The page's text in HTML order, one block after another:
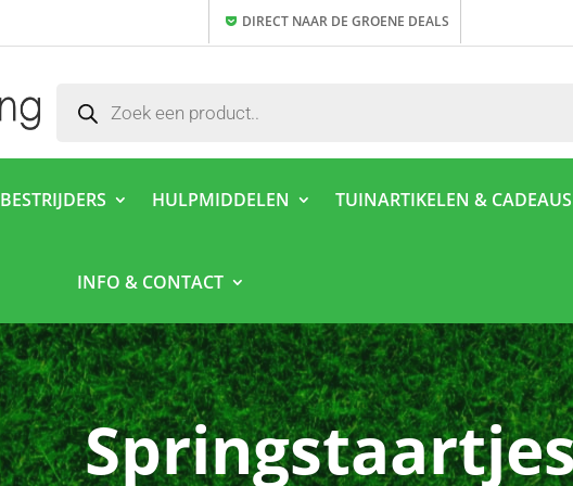
DIRECT NAAR DE GROENE DEALS
zoeken
BESTRIJDERS HULPMIDDELEN TUINARTIKELEN & CADEAUS
INFO & CONTACT